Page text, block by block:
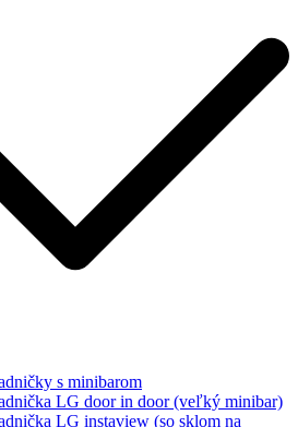
s minibarom
LG door in door (veľký minibar)
LG instaview (so sklom na